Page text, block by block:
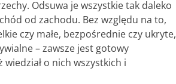
Odsuwa je wszystkie tak daleko
od zachodu. Bez względu na to,
czy małe, bezpośrednie czy ukryte,
– zawsze jest gotowy
o nich wszystkich i